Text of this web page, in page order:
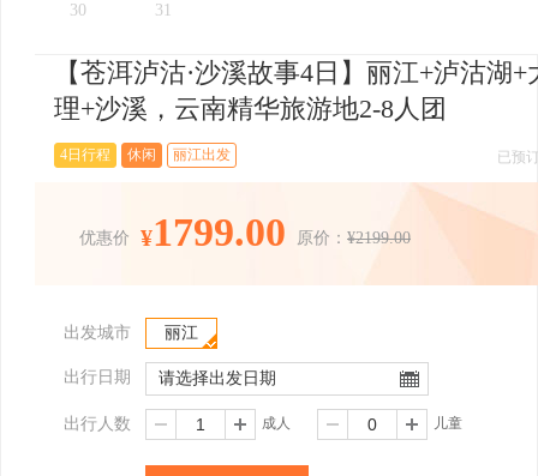
30 31
【苍洱泸沽·沙溪故事4日】丽江+泸沽湖+
理+沙溪，云南精华旅游地2-8人团
4日行程 休闲 丽江出发 已预
优惠价 ¥1799.00 原价： ¥2199.00
出发城市 丽江
出行日期
出行人数 成人 儿童